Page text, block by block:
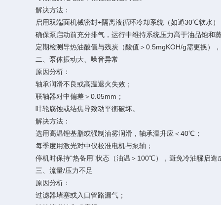
解决方法：
启用双端面机械密封+隔离液循环冷却系统（如通30℃软水）
确保泵启动前充分排气，运行中维持系统压力高于油品饱和
定期检测导热油酸值与残炭（酸值＞0.5mgKOH/g需更换）
二、泵体振动大、噪音异常
原因分析：
轴承润滑不良或高温退火失效；
联轴器对中偏差＞0.05mm；
叶轮腐蚀或结焦导致动平衡破坏。
解决方法：
选用高温锂基脂或强制油雾润滑，轴承温升应＜40℃；
每季度用激光对中仪校准电机与泵轴；
停机时保持“热备用”状态（油温＞100℃），避免冷油骤启造
三、流量/压力不足
原因分析：
过滤器堵塞或入口管路漏气；